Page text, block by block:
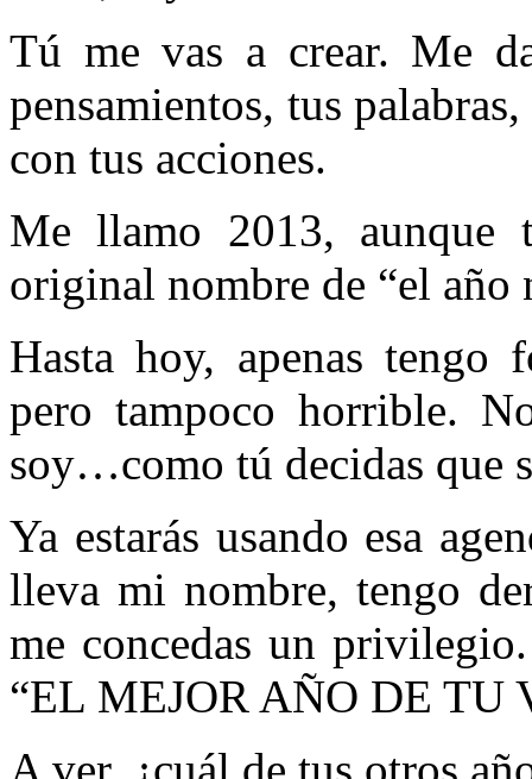
Tú me vas a crear. Me
pensamientos, tus
con tus acciones.
Me llamo 2013, aunque
original nombre de “el año
Hasta hoy, apenas
pero tampoco horrible.
soy…como tú decidas que
Ya estarás usando esa
lleva mi nombre, tengo
me concedas un
“EL MEJOR AÑO DE TU